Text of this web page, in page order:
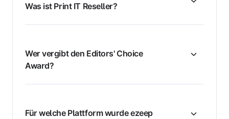
Was ist Print IT Reseller?
Wer vergibt den Editors' Choice
Award?
Für welche Plattform wurde ezeep